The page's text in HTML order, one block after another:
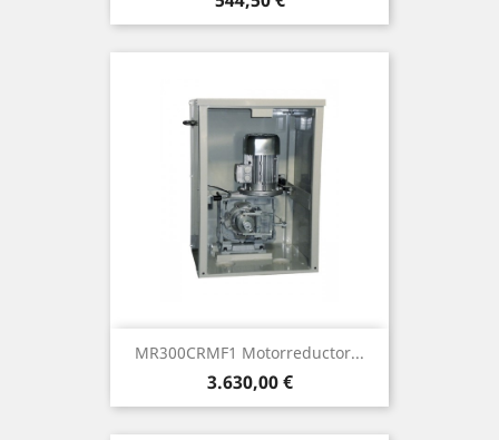
MR300CRMF1 Motorreductor...
Precio
3.630,00 €